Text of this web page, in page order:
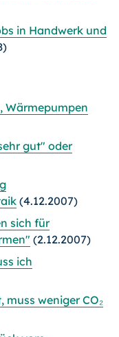
in Handwerk und
Wärmepumpen
gut" oder
(4.12.2007)
sich für
(2.12.2007)
ich
weniger CO₂